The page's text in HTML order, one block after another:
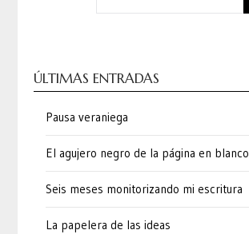
ÚLTIMAS ENTRADAS
Pausa veraniega
El agujero negro de la página en blanco
Seis meses monitorizando mi escritura
La papelera de las ideas